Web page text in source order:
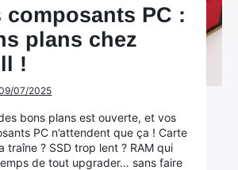
composants PC :
plans chez
!
07/2025
bons plans est ouverte, et vos
PC n’attendent que ça ! Carte
traîne ? SSD trop lent ? RAM qui
de tout upgrader… sans faire